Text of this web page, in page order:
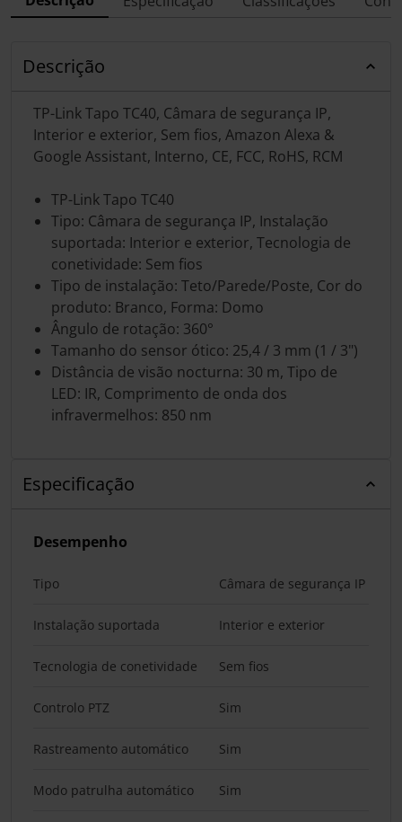
Descrição
TP-Link Tapo TC40, Câmara de segurança IP,
Interior e exterior, Sem fios, Amazon Alexa &
Google Assistant, Interno, CE, FCC, RoHS, RCM
TP-Link Tapo TC40
Tipo: Câmara de segurança IP, Instalação
suportada: Interior e exterior, Tecnologia de
conetividade: Sem fios
Tipo de instalação: Teto/Parede/Poste, Cor do
produto: Branco, Forma: Domo
Ângulo de rotação: 360°
Tamanho do sensor ótico: 25,4 / 3 mm (1 / 3")
Distância de visão nocturna: 30 m, Tipo de
LED: IR, Comprimento de onda dos
infravermelhos: 850 nm
Especificação
Desempenho
Tipo Câmara de segurança IP
Instalação suportada Interior e exterior
Tecnologia de conetividade Sem fios
Controlo PTZ Sim
Rastreamento automático Sim
Modo patrulha automático Sim